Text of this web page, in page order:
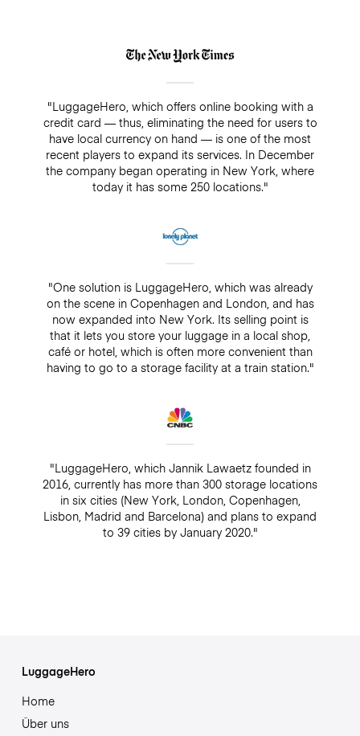
"LuggageHero, which offers online booking with a
credit card — thus, eliminating the need for users to
have local currency on hand — is one of the most
recent players to expand its services. In December
the company began operating in New York, where
today it has some 250 locations."
"One solution is LuggageHero, which was already
on the scene in Copenhagen and London, and has
now expanded into New York. Its selling point is
that it lets you store your luggage in a local shop,
café or hotel, which is often more convenient than
having to go to a storage facility at a train station."
"LuggageHero, which Jannik Lawaetz founded in
2016, currently has more than 300 storage locations
in six cities (New York, London, Copenhagen,
Lisbon, Madrid and Barcelona) and plans to expand
to 39 cities by January 2020."
LuggageHero
Home
Über uns